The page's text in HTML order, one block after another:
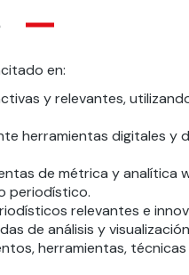
en:
y relevantes,
herramientas digitales
de métrica y
periodístico.
relevantes e
de análisis y
herramientas,